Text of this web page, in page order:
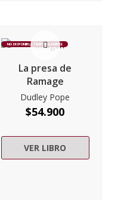
NO DISPONIBLE TEMPORALMENTE
La presa de
Ramage
Dudley Pope
$54.900
VER LIBRO